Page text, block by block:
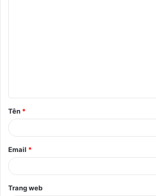
ậ
n
Tên *
Email *
Trang web